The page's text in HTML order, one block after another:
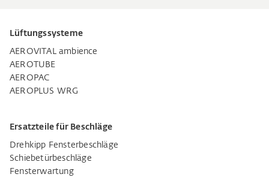
Lüftungssysteme
AEROVITAL ambience
AEROTUBE
AEROPAC
AEROPLUS WRG
Ersatzteile für Beschläge
Drehkipp Fensterbeschläge
Schiebetürbeschläge
Fensterwartung